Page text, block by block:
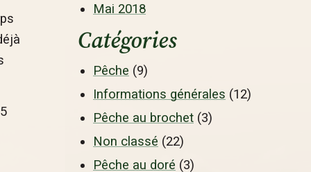
Mai 2018
Catégories
Pêche (9)
Informations générales (12)
Pêche au brochet (3)
Non classé (22)
Pêche au doré (3)